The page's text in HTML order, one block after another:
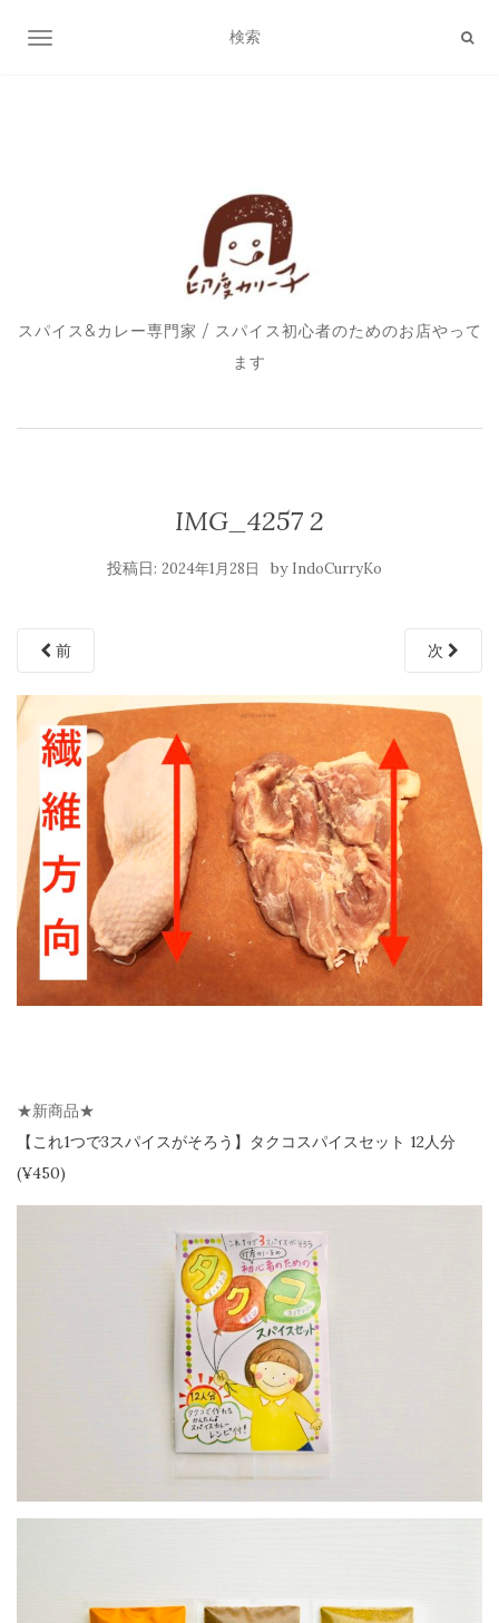
ナビゲーション切り替え
スパイス&カレー専門家 / スパイス初心者のためのお店やって
ます
IMG_4257 2
投稿日: 2024年1月28日 by IndoCurryKo
前 次
★新商品★
【これ1つで3スパイスがそろう】
タクコスパイスセット 12人分
(¥450)